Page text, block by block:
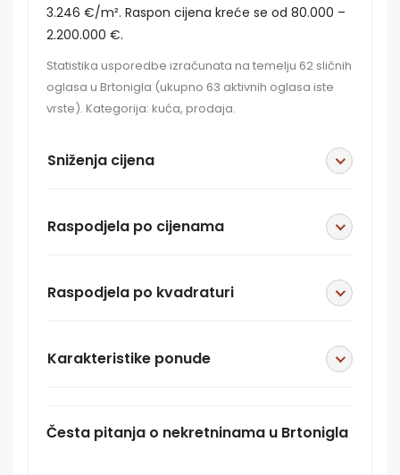
3.246 €/m². Raspon cijena kreće se od 80.000 –
2.200.000 €.
Statistika usporedbe izračunata na temelju 62 sličnih
oglasa u Brtonigla (ukupno 63 aktivnih oglasa iste
vrste). Kategorija: kuća, prodaja.
Sniženja cijena
Raspodjela po cijenama
Raspodjela po kvadraturi
Karakteristike ponude
Česta pitanja o nekretninama u Brtonigla